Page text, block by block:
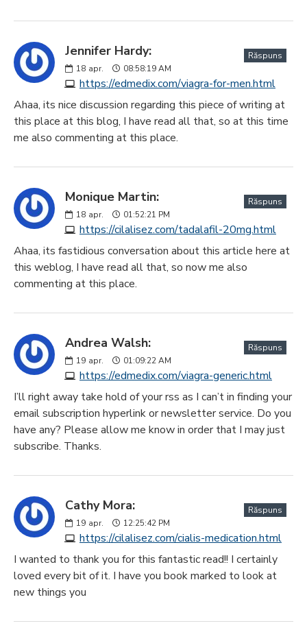
Jennifer Hardy:
18 apr. 08:58:19 AM
https://edmedix.com/viagra-for-men.html
Răspuns
Ahaa, its nice discussion regarding this piece of writing at
this place at this blog, I have read all that, so at this time
me also commenting at this place.
Monique Martin:
18 apr. 01:52:21 PM
https://cilalisez.com/tadalafil-20mg.html
Răspuns
Ahaa, its fastidious conversation about this article here at
this weblog, I have read all that, so now me also
commenting at this place.
Andrea Walsh:
19 apr. 01:09:22 AM
https://edmedix.com/viagra-generic.html
Răspuns
I’ll right away take hold of your rss as I can’t in finding your
email subscription hyperlink or newsletter service. Do you
have any? Please allow me know in order that I may just
subscribe. Thanks.
Cathy Mora:
19 apr. 12:25:42 PM
https://cilalisez.com/cialis-medication.html
Răspuns
I wanted to thank you for this fantastic read!! I certainly
loved every bit of it. I have you book marked to look at
new things you